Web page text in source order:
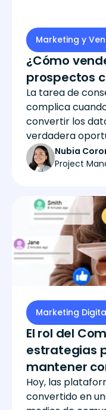
Marketing y
¿Cómo
prospectos
La tarea de
complica
convertir los
verdadera
Nubia
Project
Marketing
El rol del
estrategias
mantener
Hoy, las
convertido en